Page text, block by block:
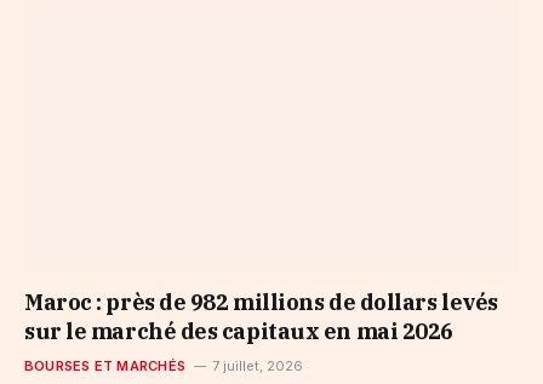
Maroc : près de 982 millions de dollars levés
sur le marché des capitaux en mai 2026
BOURSES ET MARCHÉS 7 juillet, 2026